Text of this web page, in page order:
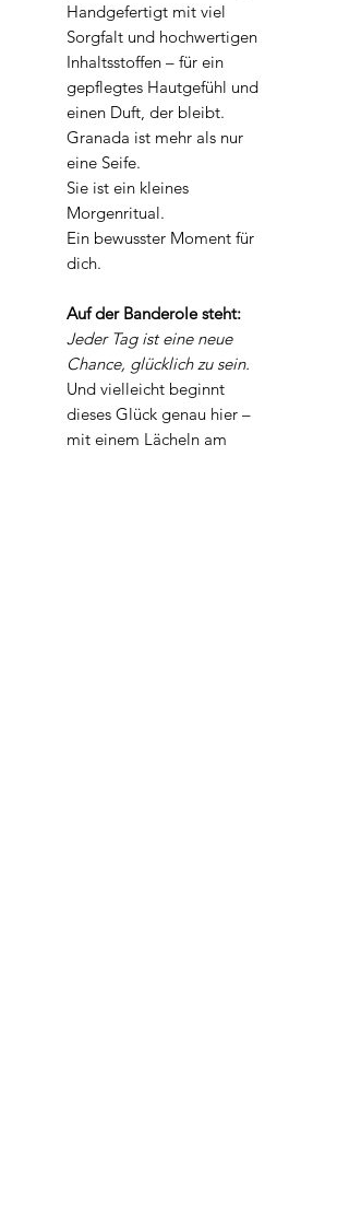
Handgefertigt mit viel
Sorgfalt und hochwertigen
Inhaltsstoffen – für ein
gepflegtes Hautgefühl und
einen Duft, der bleibt.
Granada ist mehr als nur
eine Seife.
Sie ist ein kleines
Morgenritual.
Ein bewusster Moment für
dich.
Auf der Banderole steht:
Jeder Tag ist eine neue
Chance, glücklich zu sein.
Und vielleicht beginnt
dieses Glück genau hier –
mit einem Lächeln am